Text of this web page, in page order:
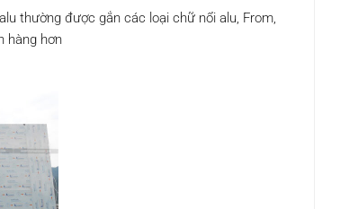
thường được gắn các loại chữ nổi alu, From,
hàng hơn